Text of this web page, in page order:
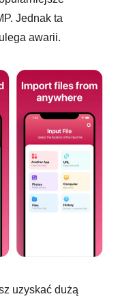
Jednak ta
awarii.
uzyskać dużą